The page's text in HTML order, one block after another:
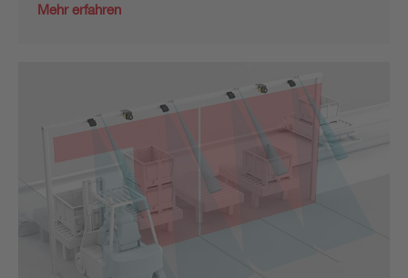
Mehr erfahren